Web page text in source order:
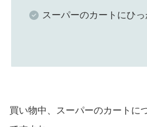
スーパーのカートにひ
買い物中、スーパーのカートに